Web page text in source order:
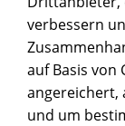
verbessern
auf Basis von
angereichert,
und um